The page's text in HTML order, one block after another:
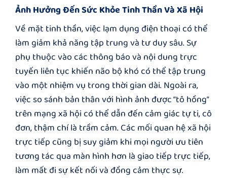
Ảnh Hưởng Đến Sức Khỏe Tinh Thần Và Xã Hội
Về mặt tinh thần, việc lạm dụng điện thoại có thể
làm giảm khả năng tập trung và tư duy sâu. Sự
phụ thuộc vào các thông báo và nội dung trực
tuyến liên tục khiến não bộ khó có thể tập trung
vào một nhiệm vụ trong thời gian dài. Ngoài ra,
việc so sánh bản thân với hình ảnh được “tô hồng”
trên mạng xã hội có thể dẫn đến cảm giác tự ti, cô
đơn, thậm chí là trầm cảm. Các mối quan hệ xã hội
trực tiếp cũng bị suy giảm khi mọi người ưu tiên
tương tác qua màn hình hơn là giao tiếp trực tiếp,
làm mất đi sự kết nối và đồng cảm thực sự.